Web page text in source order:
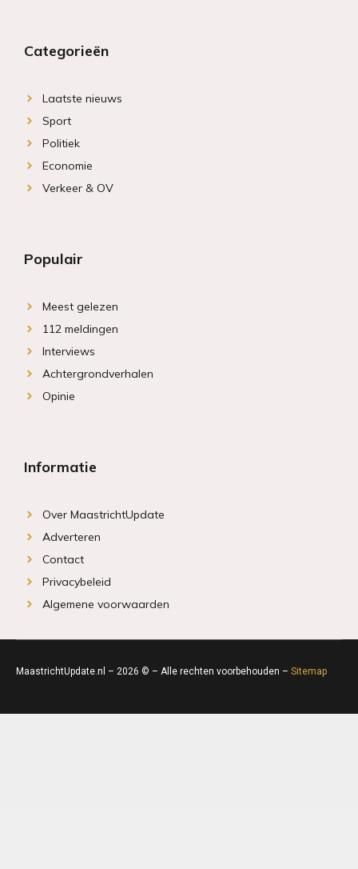
Categorieën
Laatste nieuws
Sport
Politiek
Economie
Verkeer & OV
Populair
Meest gelezen
112 meldingen
Interviews
Achtergrondverhalen
Opinie
Informatie
Over MaastrichtUpdate
Adverteren
Contact
Privacybeleid
Algemene voorwaarden
MaastrichtUpdate.nl – 2026 © – Alle rechten voorbehouden – Sitemap